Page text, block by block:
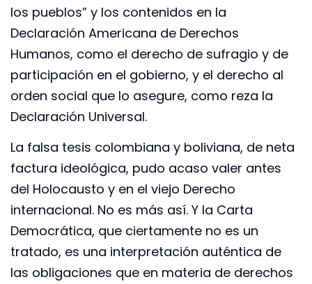
los pueblos” y los contenidos en la
Declaración Americana de Derechos
Humanos, como el derecho de sufragio y de
participación en el gobierno, y el derecho al
orden social que lo asegure, como reza la
Declaración Universal.
La falsa tesis colombiana y boliviana, de neta
factura ideológica, pudo acaso valer antes
del Holocausto y en el viejo Derecho
internacional. No es más así. Y la Carta
Democrática, que ciertamente no es un
tratado, es una interpretación auténtica de
las obligaciones que en materia de derechos